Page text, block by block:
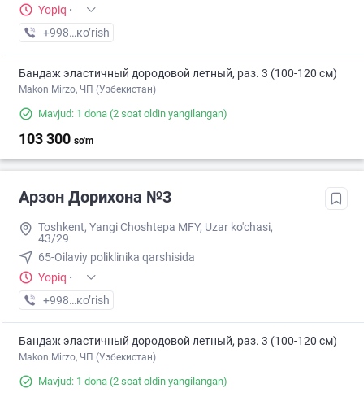
Yopiq ·
+998 (90) XXX-XX-XX
кo’rish
Бандаж эластичный дородовой летный, раз. 3 (100-120 см)
Makon Mirzo, ЧП (Узбекистан)
Mavjud: 1 dona (2 soat oldin yangilangan)
103 300 so'm
Арзон Дорихона №3
Toshkent, Yangi Choshtepa MFY, Uzar ko'chasi,
43/29
65-Oilaviy poliklinika qarshisida
Yopiq ·
+998 (77) XXX-XX-XX
кo’rish
Бандаж эластичный дородовой летный, раз. 3 (100-120 см)
Makon Mirzo, ЧП (Узбекистан)
Mavjud: 1 dona (2 soat oldin yangilangan)